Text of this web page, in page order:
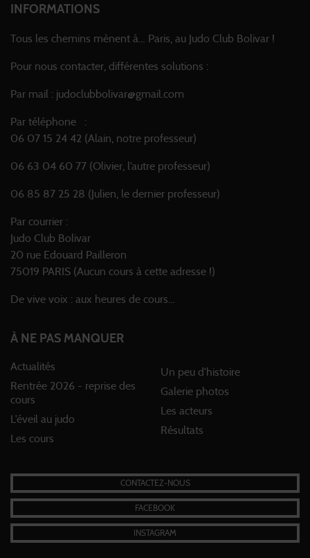
INFORMATIONS
Tous les chemins mènent à… Paris, au Judo Club Bolivar !
Pour nous contacter, différentes solutions :
Par mail : judoclubbolivar@gmail.com
Par téléphone :
06 07 15 24 42 (Alain, notre professeur)
06 63 04 60 77 (Olivier, l’autre professeur)
06 85 87 25 28 (Julien, le dernier professeur)
Par courrier :
Judo Club Bolivar
20 rue Edouard Pailleron
75019 PARIS (Aucun cours à cette adresse !)
De vive voix : aux heures de cours…
À NE PAS MANQUER
Actualités
Rentrée 2026 - reprise des
cours
L’éveil au judo
Les cours
Un peu d’histoire
Galerie photos
Les acteurs
Résultats
CONTACTEZ-NOUS
FACEBOOK
INSTAGRAM